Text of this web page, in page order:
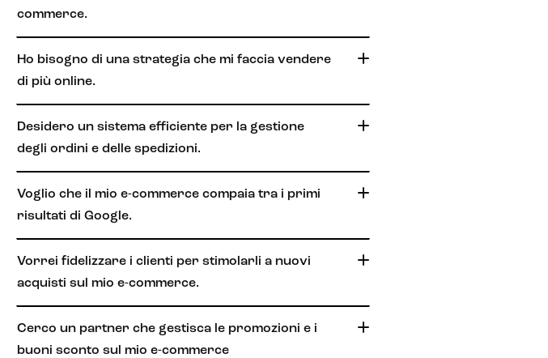
commerce.
Ho bisogno di una strategia che mi faccia vendere
di più online.
Desidero un sistema efficiente per la gestione
degli ordini e delle spedizioni.
Voglio che il mio e-commerce compaia tra i primi
risultati di Google.
Vorrei fidelizzare i clienti per stimolarli a nuovi
acquisti sul mio e-commerce.
Cerco un partner che gestisca le promozioni e i
buoni sconto sul mio e-commerce